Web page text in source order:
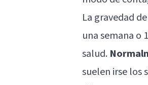
La gravedad
una semana o
salud.
suelen irse los